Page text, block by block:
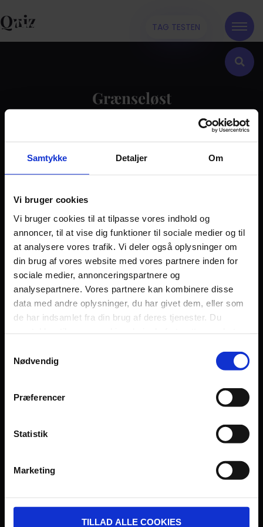
Samtykke Detaljer Om
Vi bruger cookies
Vi bruger cookies til at tilpasse vores indhold og
annoncer, til at vise dig funktioner til sociale medier og til
at analysere vores trafik. Vi deler også oplysninger om
din brug af vores website med vores partnere inden for
sociale medier, annonceringspartnere og
analysepartnere. Vores partnere kan kombinere disse
data med andre oplysninger, du har givet dem, eller som
de har indsamlet fra din brug af deres tjenester. Du
Nødvendig
Præferencer
Statistik
Marketing
TILLAD ALLE COOKIES
TAG TESTEN
Quiz
Grænseløst
Kontakt
Dilemma
Stories & Viden
Pårørende
Find støtte
Om os
Persondatapolitik
Fagområde